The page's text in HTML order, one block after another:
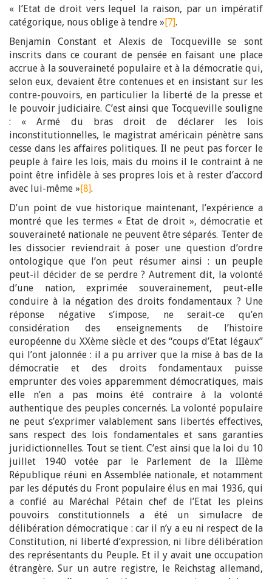
« l’Etat de droit vers lequel la raison, par un impératif
catégorique, nous oblige à tendre »[7].
Benjamin Constant et Alexis de Tocqueville se sont
inscrits dans ce courant de pensée en faisant une place
accrue à la souveraineté populaire et à la démocratie qui,
selon eux, devaient être contenues et en insistant sur les
contre-pouvoirs, en particulier la liberté de la presse et
le pouvoir judiciaire. C’est ainsi que Tocqueville souligne
: « Armé du bras droit de déclarer les lois
inconstitutionnelles, le magistrat américain pénètre sans
cesse dans les affaires politiques. Il ne peut pas forcer le
peuple à faire les lois, mais du moins il le contraint à ne
point être infidèle à ses propres lois et à rester d’accord
avec lui-même »[8].
D’un point de vue historique maintenant, l’expérience a
montré que les termes « Etat de droit », démocratie et
souveraineté nationale ne peuvent être séparés. Tenter de
les dissocier reviendrait à poser une question d’ordre
ontologique que l’on peut résumer ainsi : un peuple
peut-il décider de se perdre ? Autrement dit, la volonté
d’une nation, exprimée souverainement, peut-elle
conduire à la négation des droits fondamentaux ? Une
réponse négative s’impose, ne serait-ce qu’en
considération des enseignements de l’histoire
européenne du XXème siècle et des “coups d’Etat légaux”
qui l’ont jalonnée : il a pu arriver que la mise à bas de la
démocratie et des droits fondamentaux puisse
emprunter des voies apparemment démocratiques, mais
elle n’en a pas moins été contraire à la volonté
authentique des peuples concernés. La volonté populaire
ne peut s’exprimer valablement sans libertés effectives,
sans respect des lois fondamentales et sans garanties
juridictionnelles. Tout se tient. C’est ainsi que la loi du 10
juillet 1940 votée par le Parlement de la IIIème
République réuni en Assemblée nationale, et notamment
par les députés du Front populaire élus en mai 1936, qui
a confié au Maréchal Pétain chef de l’Etat les pleins
pouvoirs constitutionnels a été un simulacre de
délibération démocratique : car il n’y a eu ni respect de la
Constitution, ni liberté d’expression, ni libre délibération
des représentants du Peuple. Et il y avait une occupation
étrangère. Sur un autre registre, le Reichstag allemand,